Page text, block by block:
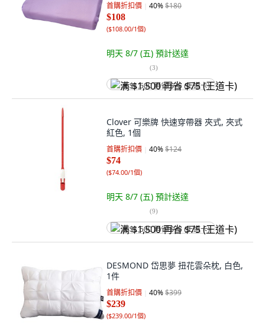
首購折扣價 40%$180
$108
($108.00/1個)
明天 8/7 (五) 預計送達
(3)
满 $1,500 再省 $75 (王道卡)
Clover 可樂牌 快速穿帶器 夾式, 夾式
紅色, 1個
首購折扣價 40%$124
$74
($74.00/1個)
明天 8/7 (五) 預計送達
(9)
满 $1,500 再省 $75 (王道卡)
DESMOND 岱思夢 扭花雲朵枕, 白色,
1件
首購折扣價 40%$399
$239
($239.00/1個)